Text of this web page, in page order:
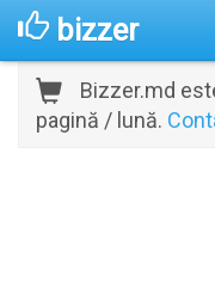
bizzer
Bizzer.md
pagină / lună.